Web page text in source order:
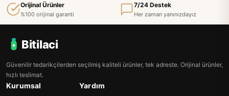
Orijinal Ürünler
%100 orijinal garanti
7/24 Destek
Her zaman yanınızdayız
Bitilaci
Güvenilir tedarikçilerden seçilmiş kaliteli ürünler, tek adreste. Orijinal ürünler,
hızlı teslimat.
Kurumsal Yardım